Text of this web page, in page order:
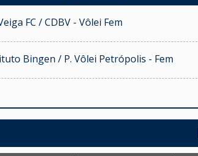
FC / CDBV - Vôlei Fem
Bingen / P. Vôlei Petrópolis - Fem